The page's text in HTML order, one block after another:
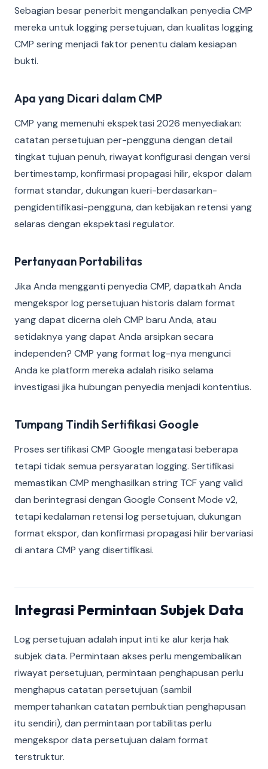
Sebagian besar penerbit mengandalkan penyedia CMP
mereka untuk logging persetujuan, dan kualitas logging
CMP sering menjadi faktor penentu dalam kesiapan
bukti.
Apa yang Dicari dalam CMP
CMP yang memenuhi ekspektasi 2026 menyediakan:
catatan persetujuan per-pengguna dengan detail
tingkat tujuan penuh, riwayat konfigurasi dengan versi
bertimestamp, konfirmasi propagasi hilir, ekspor dalam
format standar, dukungan kueri-berdasarkan-
pengidentifikasi-pengguna, dan kebijakan retensi yang
selaras dengan ekspektasi regulator.
Pertanyaan Portabilitas
Jika Anda mengganti penyedia CMP, dapatkah Anda
mengekspor log persetujuan historis dalam format
yang dapat dicerna oleh CMP baru Anda, atau
setidaknya yang dapat Anda arsipkan secara
independen? CMP yang format log-nya mengunci
Anda ke platform mereka adalah risiko selama
investigasi jika hubungan penyedia menjadi kontentius.
Tumpang Tindih Sertifikasi Google
Proses sertifikasi CMP Google mengatasi beberapa
tetapi tidak semua persyaratan logging. Sertifikasi
memastikan CMP menghasilkan string TCF yang valid
dan berintegrasi dengan Google Consent Mode v2,
tetapi kedalaman retensi log persetujuan, dukungan
format ekspor, dan konfirmasi propagasi hilir bervariasi
di antara CMP yang disertifikasi.
Integrasi Permintaan Subjek Data
Log persetujuan adalah input inti ke alur kerja hak
subjek data. Permintaan akses perlu mengembalikan
riwayat persetujuan, permintaan penghapusan perlu
menghapus catatan persetujuan (sambil
mempertahankan catatan pembuktian penghapusan
itu sendiri), dan permintaan portabilitas perlu
mengekspor data persetujuan dalam format
terstruktur.